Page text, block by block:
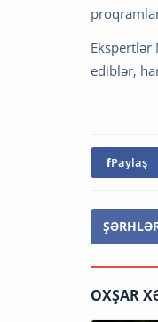
ediblər,
Paylaş
OXŞAR